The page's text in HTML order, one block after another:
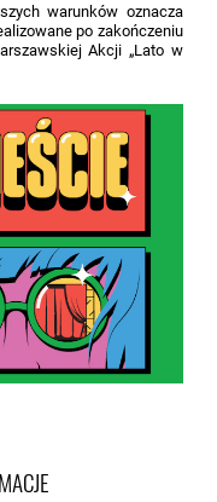
warunków oznacza
po zakończeniu
Akcji „Lato w